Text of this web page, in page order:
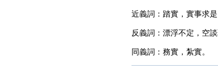
近義詞：踏實，實事求是
反義詞：漂浮不定，空談
同義詞：務實，紮實。